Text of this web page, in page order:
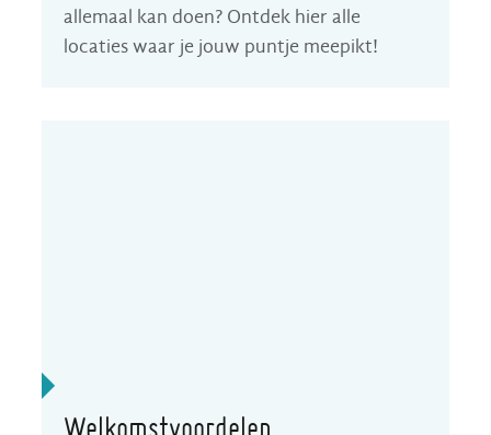
allemaal kan doen? Ontdek hier alle
locaties waar je jouw puntje meepikt!
Welkomstvoordelen